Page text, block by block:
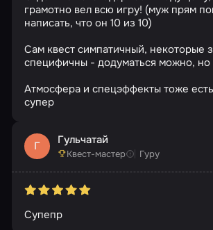
грамотно вел всю игру! (муж прям
написать, что он 10 из 10)
Сам квест симпатичный, некоторые
специфичны - додуматься можно, но
Атмосфера и спецэффекты тоже
супер
Г Гульчатай
Квест-мастер Гуру
Супепр